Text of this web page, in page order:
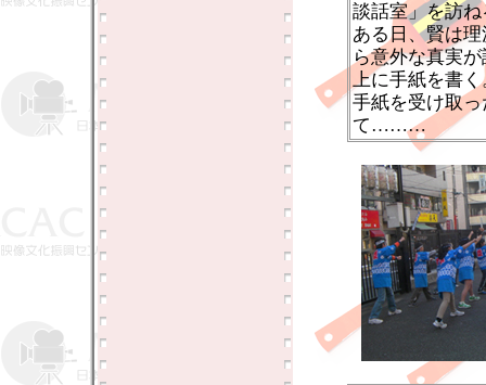
談話室」を訪
ある日、賢は
ら意外な真実
上に手紙を書く
手紙を受け取
て………